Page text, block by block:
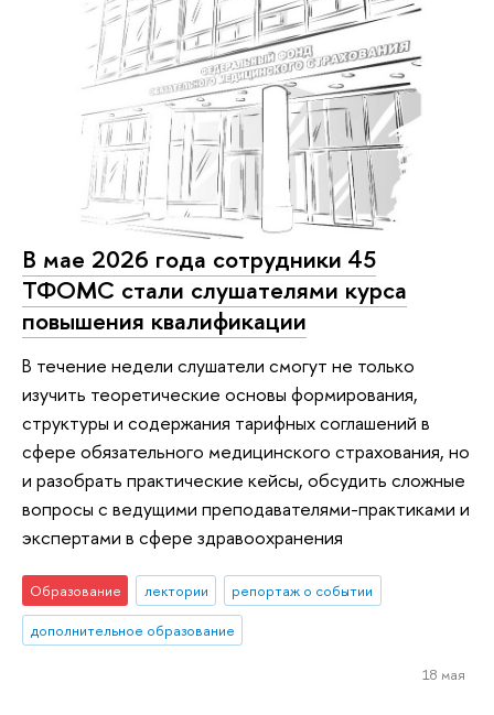
В мае 2026 года сотрудники 45
ТФОМС стали слушателями курса
повышения квалификации
В течение недели слушатели смогут не только
изучить теоретические основы формирования,
структуры и содержания тарифных соглашений в
сфере обязательного медицинского страхования, но
и разобрать практические кейсы, обсудить сложные
вопросы с ведущими преподавателями-практиками и
экспертами в сфере здравоохранения
Образование лектории
репортаж о событии
дополнительное образование
18 мая